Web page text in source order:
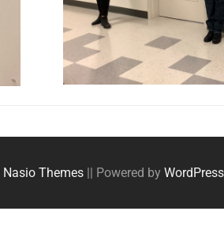
Nasio Themes || Powered by WordPress